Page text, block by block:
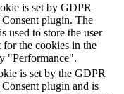
is set by GDPR
plugin. The
used to store the user
for the cookies in the
"Performance".
is set by the GDPR
plugin and is